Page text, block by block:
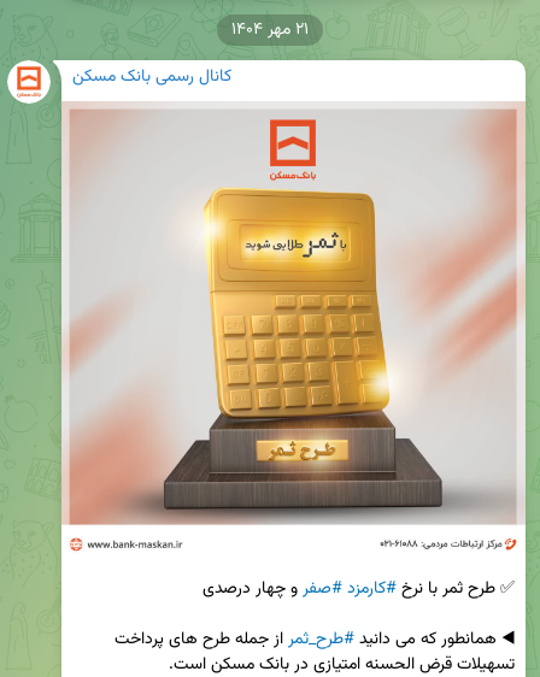
کانال رسمی بانک مسکن
✅ طرح ثمر با نرخ #کارمزد#صفر
◀️ همانطور كه مى دانید #طرح_ثمر
۲۱ مهر ۱۴۰۴